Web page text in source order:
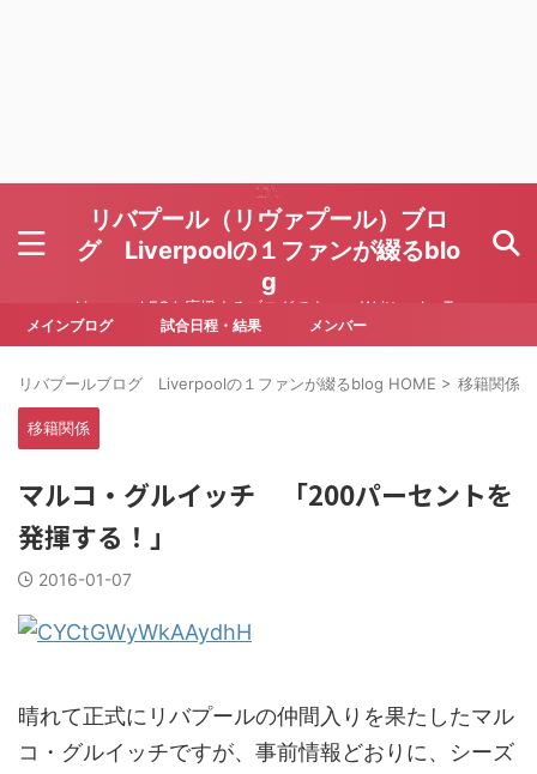
リバプール（リヴァプール）ブロ
グ Liverpoolの１ファンが綴るblo
g
Liverpool FCを応援するブログです Written by To
ru Yoda
メインブログ 試合日程・結果 メンバー
リバプールブログ Liverpoolの１ファンが綴るblog HOME > 移籍関係
移籍関係
マルコ・グルイッチ 「200パーセントを
発揮する！」
2016-01-07
晴れて正式にリバプールの仲間入りを果たしたマル
コ・グルイッチですが、事前情報どおりに、シーズ